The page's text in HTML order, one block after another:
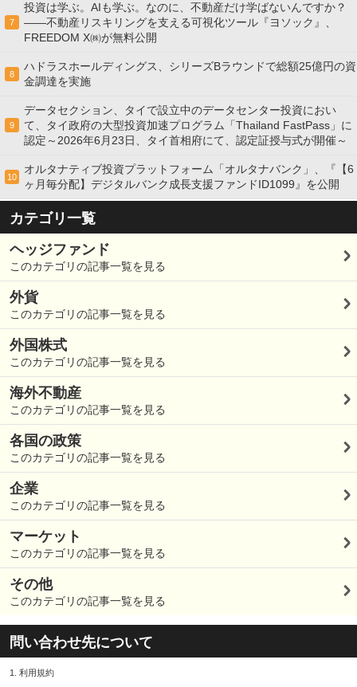
7
投資は学ぶ。AIも学ぶ。なのに、不動産だけ学ばないんですか？
——不動産リスキリングを支える可視化ツール『ヨソック』、
FREEDOM X㈱が無料公開
8
ハドラスホールディングス、シリーズBラウンドで総額25億円の資
金調達を実施
9
データセクション、タイで設立中のデータセンター投資におい
て、タイ政府の大型投資加速プログラム「Thailand FastPass」に
認定～2026年6月23日、タイ首相府にて、認定証授与式が開催～
10
オルタナティブ投資プラットフォーム「オルタナバンク」、『【6
ヶ月毎分配】デジタルバンク成長支援ファンドID1099』を公開
カテゴリ一覧
ヘッジファンド
このカテゴリの記事一覧を見る
外貨
このカテゴリの記事一覧を見る
外国株式
このカテゴリの記事一覧を見る
海外不動産
このカテゴリの記事一覧を見る
各国の政策
このカテゴリの記事一覧を見る
企業
このカテゴリの記事一覧を見る
マーケット
このカテゴリの記事一覧を見る
その他
このカテゴリの記事一覧を見る
問い合わせ先について
1. 利用規約